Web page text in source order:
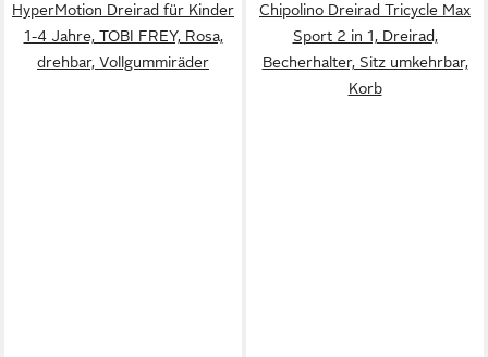
HyperMotion Dreirad für Kinder
1-4 Jahre, TOBI FREY, Rosa,
drehbar, Vollgummiräder
Chipolino Dreirad Tricycle Max
Sport 2 in 1, Dreirad,
Becherhalter, Sitz umkehrbar,
Korb